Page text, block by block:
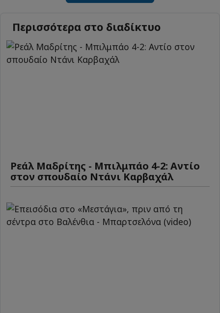
Περισσότερα στο διαδίκτυο
Ρεάλ Μαδρίτης - Μπιλμπάο 4-2: Αντίο
στον σπουδαίο Ντάνι Καρβαχάλ